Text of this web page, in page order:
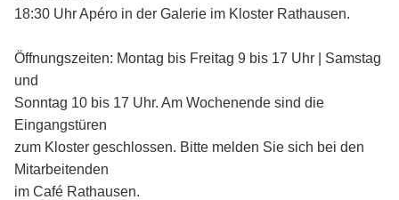
18:30 Uhr Apéro in der Galerie im Kloster Rathausen.
Öffnungszeiten: Montag bis Freitag 9 bis 17 Uhr | Samstag
und
Sonntag 10 bis 17 Uhr. Am Wochenende sind die
Eingangstüren
zum Kloster geschlossen. Bitte melden Sie sich bei den
Mitarbeitenden
im Café Rathausen.